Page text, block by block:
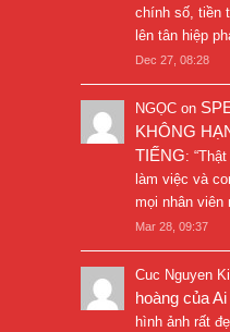
chính số, tiền
lên tân hiệp
Dec 27, 08:28
NGỌC on
KHÔNG
TIẾNG: “
làm việc và
mọi nhân
Mar 28, 09:37
Cuc Nguyen
hoàng của
hình ảnh rất